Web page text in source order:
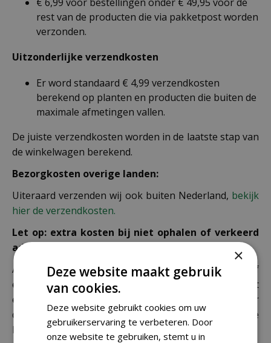
rest van de producten die via pakketpost worden
verzonden.
Uitzonderlijke verzendkosten
Er word standaard € 4,99 verzendkosten
berekend op planten en producten die buiten de
maximale afmetingen vallen.
De juiste verzendkosten worden in de laatste stap van
de winkelwagen berekend.
Bezorgkosten overige landen:
Uiteraard verzenden wij ook buiten Nederland, bekijk
hier de verzendkosten.
Let op: extra kosten bij niet ophalen of verkeerd
adres
Als je je pakket niet ophaalt bij een PostNL-punt of
een verkeerd afleveradres invult, zijn wij genoodzaakt
extra kosten in rekening te brengen. Controleer
daarom altijd goed je adresgegevens voordat je je
bestelling plaatst.
×
Deze website maakt gebruik
van cookies.
Deze website gebruikt cookies om uw
gebruikerservaring te verbeteren. Door
onze website te gebruiken, stemt u in